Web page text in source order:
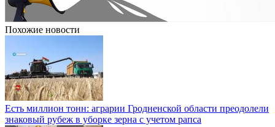
Похожие новости
Есть миллион тонн: аграрии Гродненской области преодолели
знаковый рубеж в уборке зерна с учетом рапса